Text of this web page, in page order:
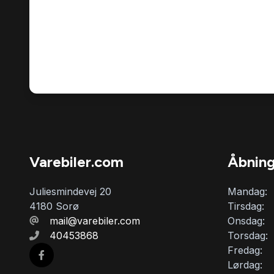
Varebiler.com
Juliesmindevej 20
4180 Sorø
mail@varebiler.com
40453868
Mandag:
Tirsdag:
Onsdag:
Torsdag:
Fredag:
Lørdag: